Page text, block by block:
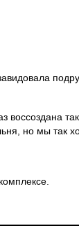
воссоздана
но мы так